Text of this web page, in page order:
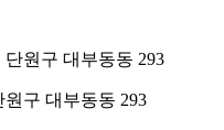
원구 대부동동 293
구 대부동동 293